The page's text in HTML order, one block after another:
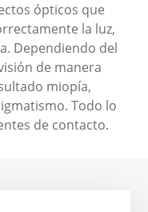
ópticos que
la luz,
Dependiendo del
de manera
miopía,
Todo lo
de contacto.